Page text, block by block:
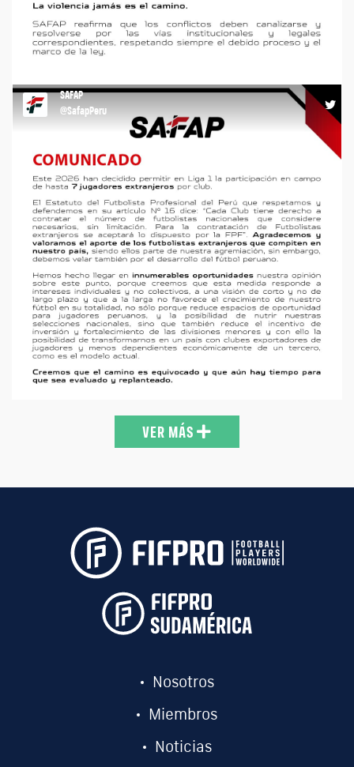
COMUNICADO #safap #agremiacion #respeto
17:21 23-01-26
SAFAP
@SafapPeru
COMUNICADO #safap #agremiacion #liga1
VER MÁS
Nosotros
Miembros
Noticias